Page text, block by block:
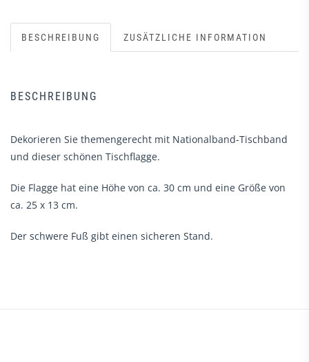
BESCHREIBUNG ZUSÄTZLICHE INFORMATION
BESCHREIBUNG
Dekorieren Sie themengerecht mit Nationalband-Tischband
und dieser schönen Tischflagge.
Die Flagge hat eine Höhe von ca. 30 cm und eine Größe von
ca. 25 x 13 cm.
Der schwere Fuß gibt einen sicheren Stand.